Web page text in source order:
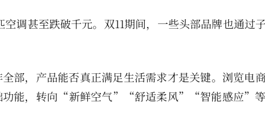
调甚至跌破千元。双11期间，一些头部品牌也通过
部，产品能否真正满足生活需求才是关键。浏览电
能，转向“新鲜空气”“舒适柔风”“智能感应”等